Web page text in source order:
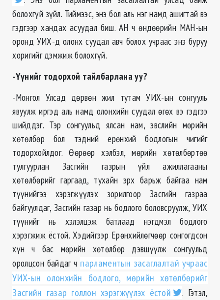
болохгүй зүйл. Тиймээс, энэ бол аль нэг намд ашигтай вэ
гэдгээр хандах асуудал биш. АН ч өндөөрийн МАН-ын
оронд УИХ-д олонх суудал авч болох учраас энэ буруу
хоригийг дэмжиж болохгүй.
-Үүнийг тодорхой тайлбарлана уу?
-Монгол Улсад дөрвөн жил тутам УИХ-ын сонгууль
явуулж иргэд аль намд олонхийн суудал өгөх вэ гэдгээ
шийддэг. Тэр сонгуульд ялсан нам, эвслийн мөрийн
хөтөлбөр бол тэдний ерөнхий бодлогын чигийг
тодорхойлдог. Өөрөөр хэлбэл, мөрийн хөтөлбөртөө
тулгуурлан Засгийн газрын үйл ажиллагааны
хөтөлбөрийг гаргаад, тухайн эрх барьж байгаа нам
түүнийгээ хэрэгжүүлэх зорилгоор Засгийн газраа
байгуулдаг, Засгийн газар нь бодлого боловсруулж, УИХ
түүнийг нь хэлэлцэж батлаад нэгдмэл бодлого
хэрэгжиж ёстой. Хэдийгээр Ерөнхийлөгчөөр сонгогдсон
хүн ч бас мөрийн хөтөлбөр дэвшүүлж сонгуульд
оролцсон байдаг ч парламентын засаглалтай учраас
УИХ-ын олонхийн бодлого, мөрийн хөтөлбөрийг
Засгийн газар голлон хэрэгжүүлэх ёстой
. Гэтэл,